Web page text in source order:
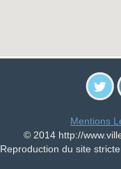
Mentions
© 2014 http://
Reproduction du site